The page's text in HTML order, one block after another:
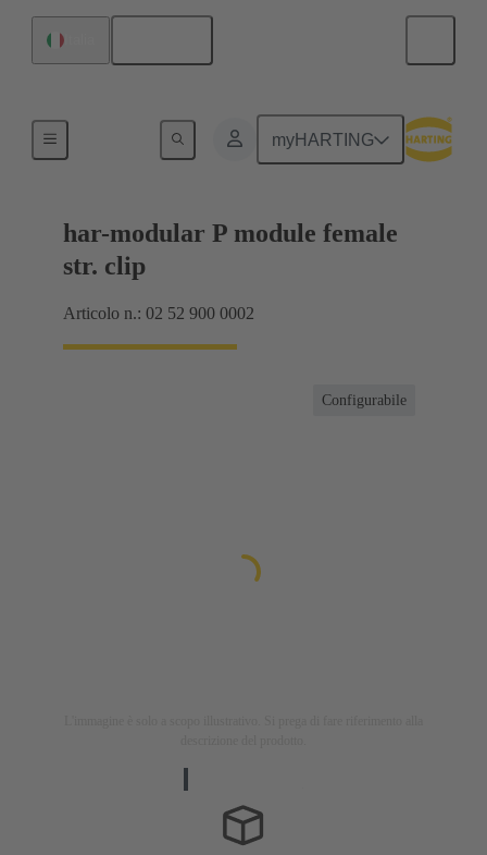
myHARTING
Collegamento scheda madre-scheda figlia
har-modular P module female
str. clip
Articolo n.: 02 52 900 0002
Configurabile